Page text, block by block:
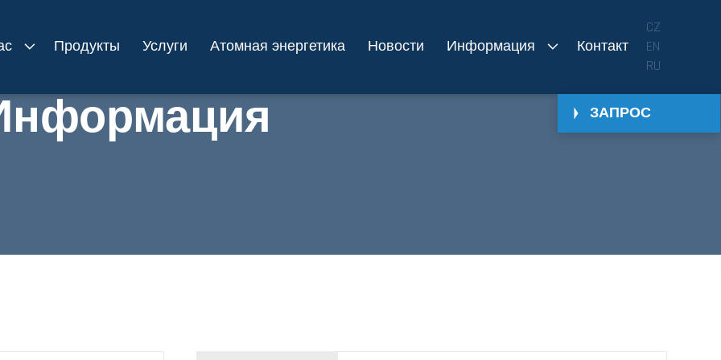
Продукты Услуги Атомная энергетика Новости Информация Контакт
CZ
EN
RU
ЗАПРОС